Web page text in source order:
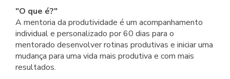
"O que é?"
A mentoria da produtividade é um acompanhamento
individual e personalizado por 60 dias para o
mentorado desenvolver rotinas produtivas e iniciar uma
mudança para uma vida mais produtiva e com mais
resultados.